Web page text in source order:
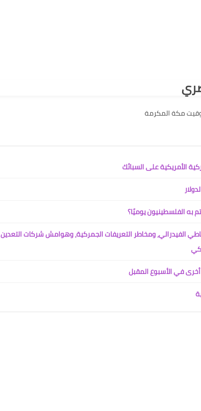
الأمريكية على السبائك
به الفلسطينيون يوميًا؟
الفيدرالي، ومخاطر التعريفات الجمركية، وهوامش شركات التعدين
في الأسبوع المقبل